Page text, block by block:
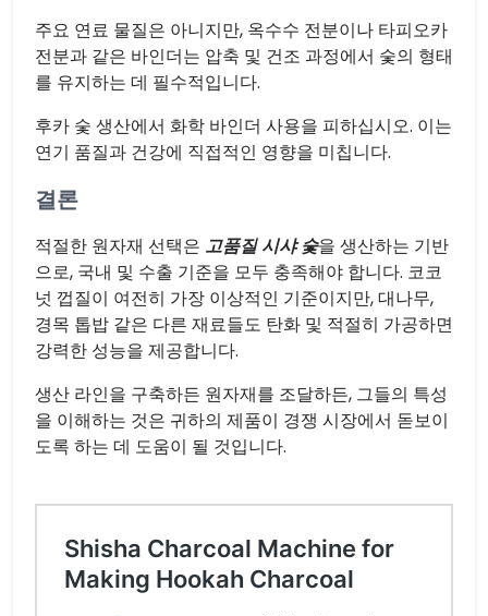
주요 연료 물질은 아니지만, 옥수수 전분이나 타피오카
전분과 같은 바인더는 압축 및 건조 과정에서 숯의 형태
를 유지하는 데 필수적입니다.
후카 숯 생산에서 화학 바인더 사용을 피하십시오. 이는
연기 품질과 건강에 직접적인 영향을 미칩니다.
결론
적절한 원자재 선택은 고품질 시샤 숯을 생산하는 기반
으로, 국내 및 수출 기준을 모두 충족해야 합니다. 코코
넛 껍질이 여전히 가장 이상적인 기준이지만, 대나무,
경목 톱밥 같은 다른 재료들도 탄화 및 적절히 가공하면
강력한 성능을 제공합니다.
생산 라인을 구축하든 원자재를 조달하든, 그들의 특성
을 이해하는 것은 귀하의 제품이 경쟁 시장에서 돋보이
도록 하는 데 도움이 될 것입니다.